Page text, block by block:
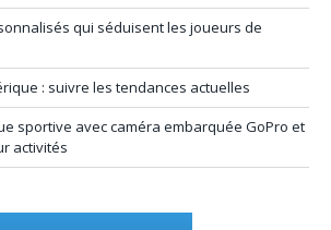
qui séduisent les joueurs de
: suivre les tendances actuelles
sportive avec caméra embarquée GoPro et
activités